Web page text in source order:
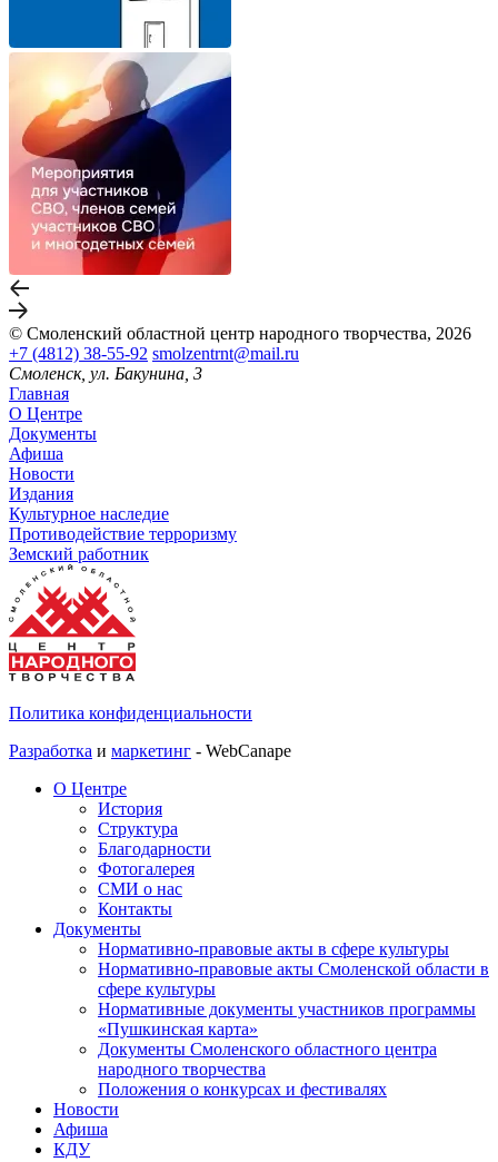
© Смоленский областной центр народного творчества, 2026
+7 (4812) 38-55-92 smolzentrnt@mail.ru
Смоленск, ул. Бакунина, 3
Главная
О Центре
Документы
Афиша
Новости
Издания
Культурное наследие
Противодействие терроризму
Земский работник
Политика конфиденциальности
Разработка и маркетинг - WebCanape
О Центре
История
Структура
Благодарности
Фотогалерея
СМИ о нас
Контакты
Документы
Нормативно-правовые акты в сфере культуры
Нормативно-правовые акты Смоленской области в
сфере культуры
Нормативные документы участников программы
«Пушкинская карта»
Документы Смоленского областного центра
народного творчества
Положения о конкурсах и фестивалях
Новости
Афиша
КДУ